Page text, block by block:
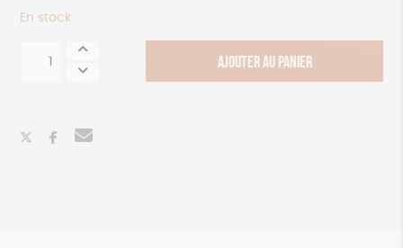
En stock
suspendre
AJOUTER AU PANIER